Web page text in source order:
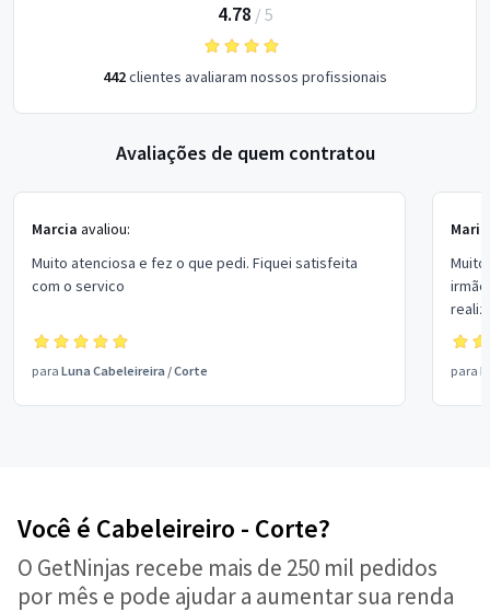
4.78 / 5
442clientes avaliaram nossos profissionais
Avaliações de quem contratou
Marcia avaliou:
Muito atenciosa e fez o que pedi. Fiquei satisfeita
com o servico
para Luna Cabeleireira /Corte para
Você é Cabeleireiro - Corte?
O GetNinjas recebe mais de 250 mil pedidos
por mês e pode ajudar a aumentar sua renda